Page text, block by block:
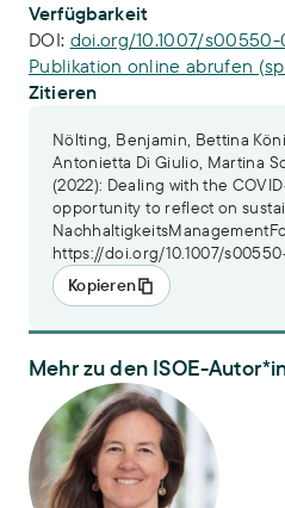
Verfügbarkeit
DOI: doi.org/10.1007/
Publikation online abrufen
Zitieren
Nölting, Benjamin, Bettina
Antonietta Di Giulio, Martina
(2022): Dealing with the
opportunity to reflect on
https://doi.org/10.1007/
Kopieren
Mehr zu den ISOE-
Prof. Dr. Flurina Schneider